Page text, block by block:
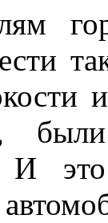
И